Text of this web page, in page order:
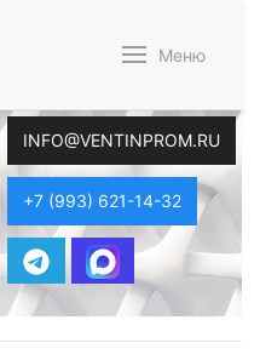
Меню
INFO@VENTINPROM.RU
+7 (993) 621-14-32